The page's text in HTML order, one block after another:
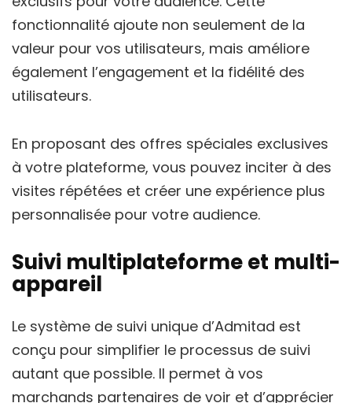
fonctionnalité ajoute non seulement de la
valeur pour vos utilisateurs, mais améliore
également l’engagement et la fidélité des
utilisateurs.
En proposant des offres spéciales exclusives
à votre plateforme, vous pouvez inciter à des
visites répétées et créer une expérience plus
personnalisée pour votre audience.
Suivi multiplateforme et multi-
appareil
Le système de suivi unique d’Admitad est
conçu pour simplifier le processus de suivi
autant que possible. Il permet à vos
marchands partenaires de voir et d’apprécier